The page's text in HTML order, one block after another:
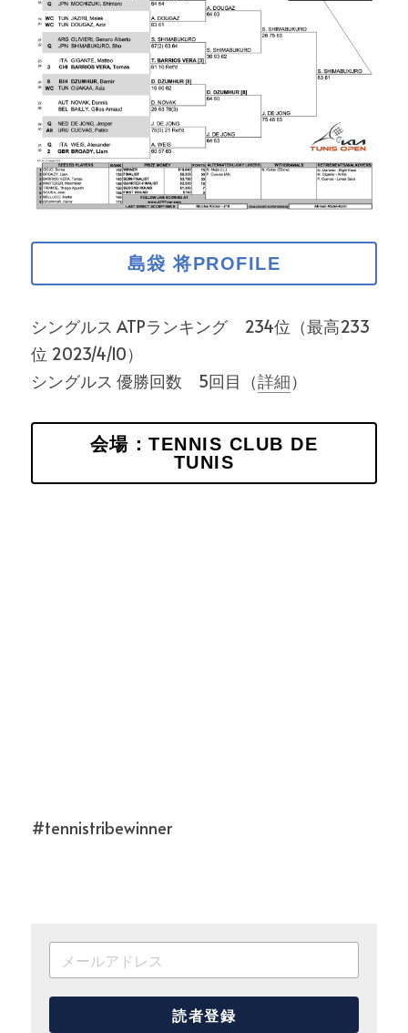
島袋 将PROFILE
シングルス ATPランキング　234位（最高233
位 2023/4/10）
シングルス 優勝回数　5回目（詳細）
会場：TENNIS CLUB DE
TUNIS
#tennistribewinner
読者登録